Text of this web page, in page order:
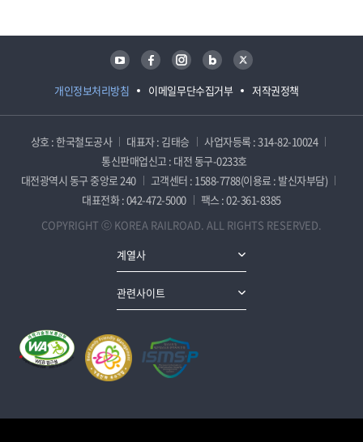
개인정보처리방침 이메일무단수집거부 저작권정책
유튜브 페이스북 인스타그램 블로그 트위터
상호 : 한국철도공사 대표자 : 김태승
사업자등록 : 314-82-10024
통신판매업신고 : 대전 동구-0233호
대전광역시 동구 중앙로 240
고객센터 : 1588-7788(이용료 : 발신자부담)
대표전화 : 042-472-5000
팩스 : 02-361-8385
COPYRIGHT ⓒ KOREA RAILROAD. ALL RIGHTS RESERVED.
계열사
관련사이트